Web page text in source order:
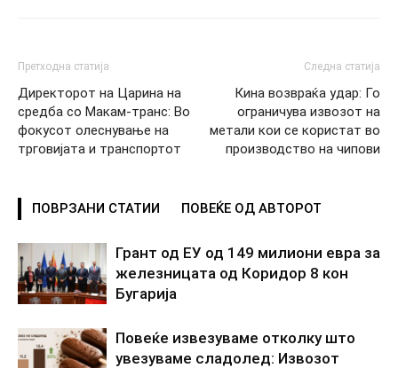
Претходна статија
Директорот на Царина на
средба со Макам-транс: Во
фокусот олеснување на
трговијата и транспортот
Следна статија
Кина возвраќа удар: Го
ограничува извозот на
метали кои се користат во
производство на чипови
ПОВРЗАНИ СТАТИИ ПОВЕЌЕ ОД АВТОРОТ
Грант од ЕУ од 149 милиони евра за
железницата од Коридор 8 кон
Бугарија
Повеќе извезуваме отколку што
увезуваме сладолед: Извозот